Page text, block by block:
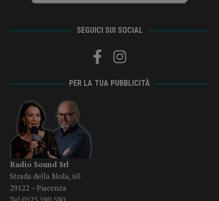
SEGUICI SUI SOCIAL
PER LA TUA PUBBLICITÀ
Radio Sound Srl
Strada della Mola, 60
29122 – Piacenza